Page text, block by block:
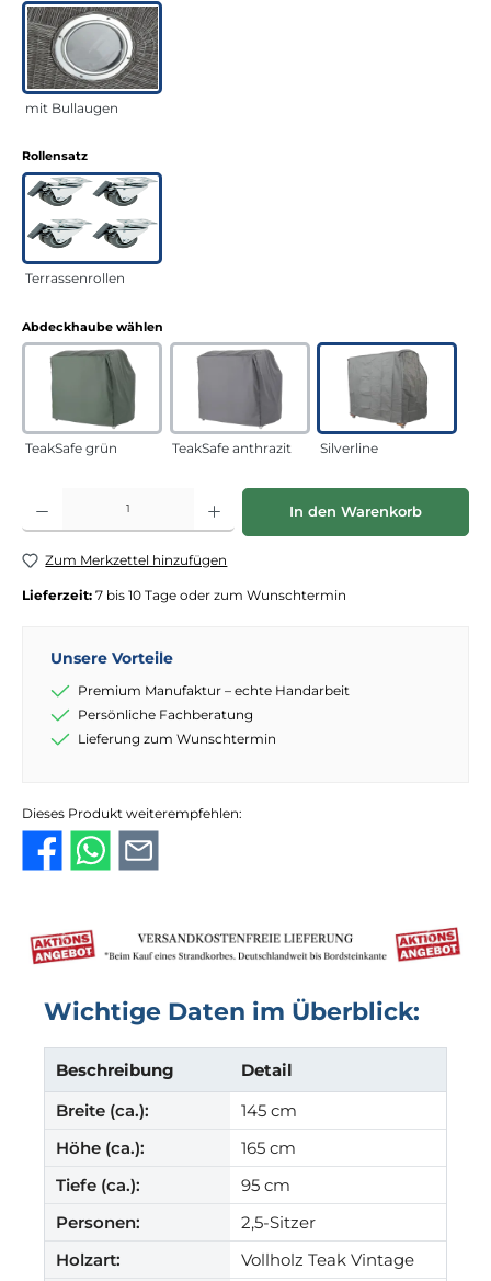
mit Bullaugen
Rollensatzauswählen
Terrassenrollen
Abdeckhaube wählen
TeakSafe grün TeakSafe anthrazit Silverline
Produkt Anzahl: Gib den gewünschten Wert ein oder benutze die
In den Warenkorb
Zum Merkzettel hinzufügen
Lieferzeit: 7 bis 10 Tage oder zum Wunschtermin
Unsere Vorteile
Premium Manufaktur – echte Handarbeit
Persönliche Fachberatung
Lieferung zum Wunschtermin
Dieses Produkt weiterempfehlen:
Wichtige Daten im Überblick:
Beschreibung
Detail
Breite (ca.):
145 cm
Höhe (ca.):
165 cm
Tiefe (ca.):
95 cm
Personen:
2,5-Sitzer
Holzart:
Vollholz Teak Vintage